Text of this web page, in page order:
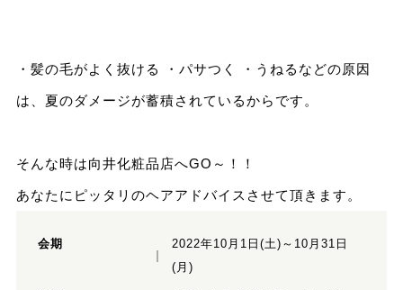
・髪の毛がよく抜ける ・パサつく ・うねるなどの原因
は、夏のダメージが蓄積されているからです。
そんな時は向井化粧品店へGO～！！
あなたにピッタリのヘアアドバイスさせて頂きます。
会期
2022年10月1日(土)～10月31日
(月)